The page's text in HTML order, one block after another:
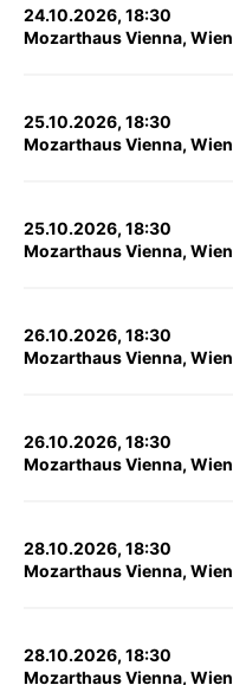
24.10.2026, 18:30
Mozarthaus Vienna, Wien
25.10.2026, 18:30
Mozarthaus Vienna, Wien
25.10.2026, 18:30
Mozarthaus Vienna, Wien
26.10.2026, 18:30
Mozarthaus Vienna, Wien
26.10.2026, 18:30
Mozarthaus Vienna, Wien
28.10.2026, 18:30
Mozarthaus Vienna, Wien
28.10.2026, 18:30
Mozarthaus Vienna, Wien